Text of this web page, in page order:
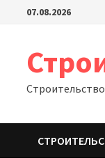
Перейти07.08.2026